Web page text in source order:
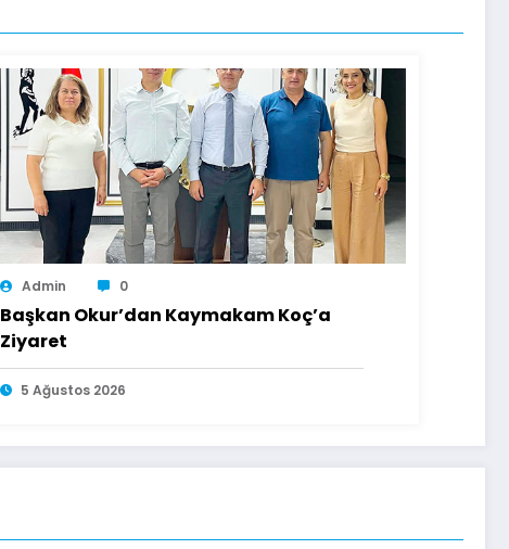
Admin 0
Başkan Okur’dan Kaymakam Koç’a
Ziyaret
5 Ağustos 2026